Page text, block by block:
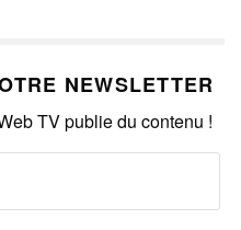
NEWSLETTER
TV publie du contenu !